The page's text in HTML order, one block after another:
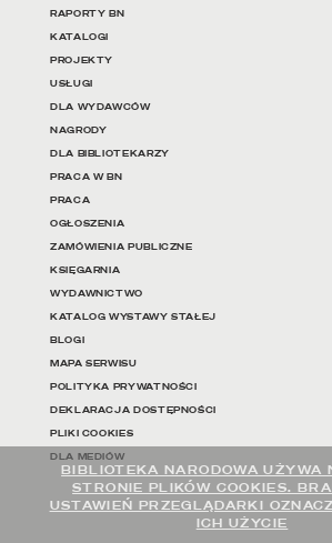
BIBLIOTEKA NARODOWA UŻYWA
STRONIE PLIKÓW COOKIES.
USTAWIEŃ PRZEGLĄDARKI
ICH UŻYCIE
RAPORTY BN
KATALOGI
PROJEKTY
USŁUGI
DLA WYDAWCÓW
NAGRODY
DLA BIBLIOTEKARZY
PRACA W BN
PRACA
OGŁOSZENIA
ZAMÓWIENIA PUBLICZNE
KSIĘGARNIA
WYDAWNICTWO
KATALOG WYSTAWY STAŁEJ
BLOGI
MAPA SERWISU
POLITYKA PRYWATNOŚCI
DEKLARACJA DOSTĘPNOŚCI
PLIKI COOKIES
DLA MEDIÓW